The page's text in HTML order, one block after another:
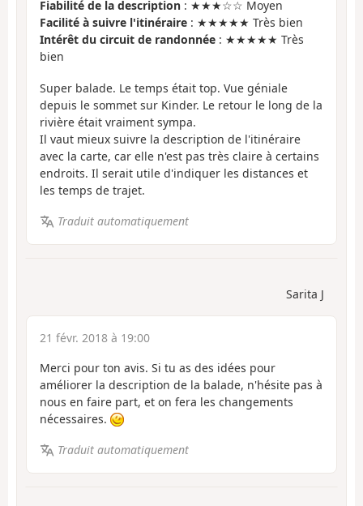
Fiabilité de la description : ★★★☆☆ Moyen
Facilité à suivre l'itinéraire : ★★★★★ Très bien
Intérêt du circuit de randonnée : ★★★★★ Très
bien
Super balade. Le temps était top. Vue géniale
depuis le sommet sur Kinder. Le retour le long de la
rivière était vraiment sympa.
Il vaut mieux suivre la description de l'itinéraire
avec la carte, car elle n'est pas très claire à certains
endroits. Il serait utile d'indiquer les distances et
les temps de trajet.
Traduit automatiquement
Sarita J
21 févr. 2018 à 19:00
Merci pour ton avis. Si tu as des idées pour
améliorer la description de la balade, n'hésite pas à
nous en faire part, et on fera les changements
nécessaires.
Traduit automatiquement